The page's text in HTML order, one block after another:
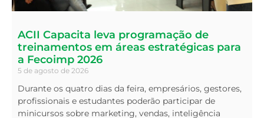
ACII Capacita leva programação de
treinamentos em áreas estratégicas para
a Fecoimp 2026
5 de agosto de 2026
Durante os quatro dias da feira, empresários, gestores,
profissionais e estudantes poderão participar de
minicursos sobre marketing, vendas, inteligência